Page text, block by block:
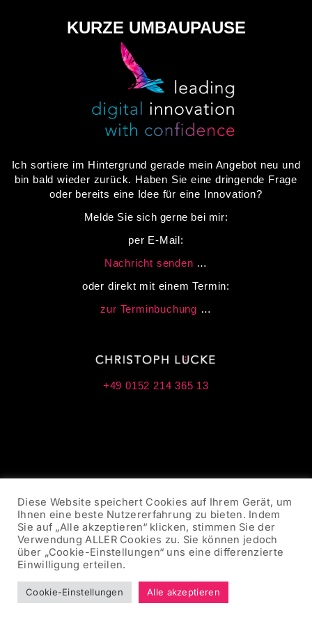
KURZE UMBAUPAUSE
Ich sortiere im Hintergrund gerade mein Angebot neu und
bin bald wieder zurück. Haben Sie eine dringende Frage
oder bereits eine Idee für eine Innovation?
Melde Sie sich gerne bei mir:
per E-Mail:
Nachricht senden …
oder direkt mit einem Termin:
zur Terminbuchung …
+49 0152 214 365 13
Diese Website speichert Cookies auf Ihrem Gerät, um
Ihnen eine beste Nutzererfahrung zu bieten. Indem
Sie auf „Alle akzeptieren“ klicken, stimmen Sie der
Verwendung ALLER Cookies zu. Sie können jedoch
über „Cookie-Einstellungen“ uns eine differenzierte
Einwilligung erteilen.
Cookie-Einstellungen Alle akzeptieren